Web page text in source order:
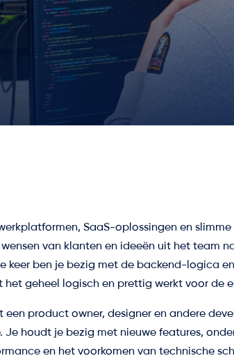
SaaS-oplossingen en
van klanten en ideeën uit het team
keer ben je bezig met de backend-logica
het geheel logisch en prettig werkt voor de
een product owner, designer en andere
Je houdt je bezig met nieuwe features,
en het voorkomen van technische